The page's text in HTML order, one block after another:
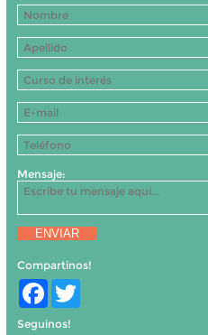
Mensaje:
ENVIAR
Compartinos!
Facebook
Seguinos!